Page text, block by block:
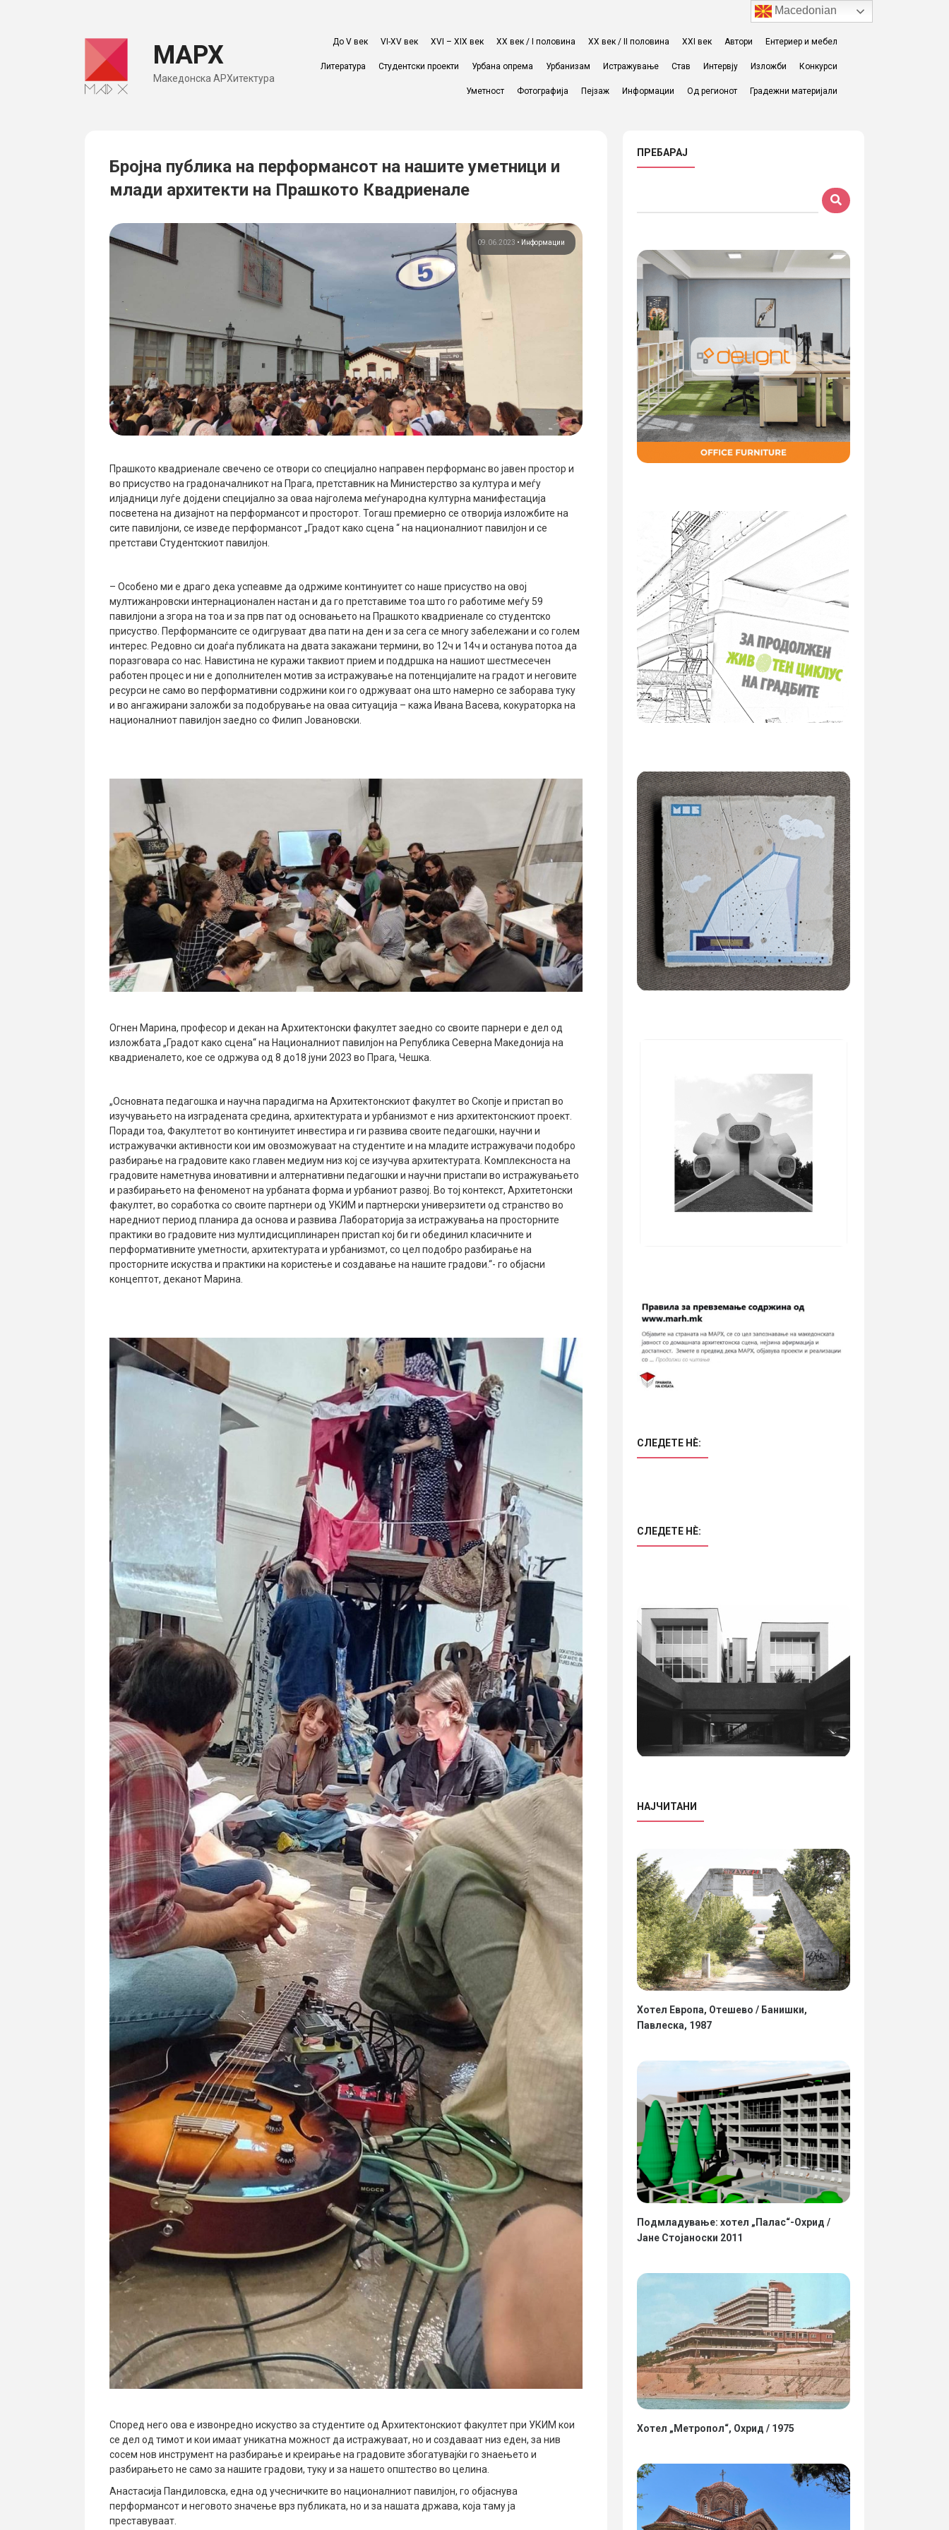
МАРХ
Македонска АРХитектура
До V век VI-XV век XVI – XIX век ХХ век / I половина ХХ век / II половина XXI век Автори Ентериер и мебел
Литература Студентски проекти Урбана опрема Урбанизам Истражување Став Интервју Изложби Конкурси
Уметност Фотографија Пејзаж Информации Од регионот Градежни материјали
Бројна публика на перформансот на нашите уметници и
млади архитекти на Прашкото Квадриенале
09.06.2023 • Информации
Прашкото квадриенале свечено се отвори со специјално направен перформанс во јавен простор и
во присуство на градоначалникот на Прага, претставник на Министерство за култура и меѓу
илјадници луѓе дојдени специјално за оваа најголема меѓународна културна манифестација
посветена на дизајнот на перформансот и просторот. Тогаш премиерно се отворија изложбите на
сите павилјони, се изведе перформансот „Градот како сцена “ на националниот павилјон и се
претстави Студентскиот павилјон.
– Особено ми е драго дека успеавме да одржиме континуитет со наше присуство на овој
мултижанровски интернационален настан и да го претставиме тоа што го работиме меѓу 59
павилјони а згора на тоа и за прв пат од основањето на Прашкото квадриенале со студентско
присуство. Перформансите се одигруваат два пати на ден и за сега се многу забележани и со голем
интерес. Редовно си доаѓа публиката на двата закажани термини, во 12ч и 14ч и останува потоа да
поразговара со нас. Навистина не куражи таквиот прием и поддршка на нашиот шестмесечен
работен процес и ни е дополнителен мотив за истражување на потенцијалите на градот и неговите
ресурси не само во перформативни содржини кои го одржуваат она што намерно се заборава туку
и во ангажирани заложби за подобрување на оваа ситуација – кажа Ивана Васева, кокураторка на
националниот павилјон заедно со Филип Јовановски.
Огнен Марина, професор и декан на Архитектонски факултет заедно со своите парнери е дел од
изложбата „Градот како сцена“ на Националниот павилјон на Република Северна Македонија на
квадриеналето, кое се одржува од 8 до18 јуни 2023 во Прага, Чешка.
„Основната педагошка и научна парадигма на Архитектонскиот факултет во Скопје и пристап во
изучувањето на изградената средина, архитектурата и урбанизмот е низ архитектонскиот проект.
Поради тоа, Факултетот во континуитет инвестира и ги развива своите педагошки, научни и
истражувачки активности кои им овозможуваат на студентите и на младите истражувачи подобро
разбирање на градовите како главен медиум низ кој се изучува архитектурата. Комплексноста на
градовите наметнува иновативни и алтернативни педагошки и научни пристапи во истражувањето
и разбирањето на феноменот на урбаната форма и урбаниот развој. Во тој контекст, Архитетонски
факултет, во соработка со своите партнери од УКИМ и партнерски универзитети од странство во
наредниот период планира да основа и развива Лабораторија за истражувања на просторните
практики во градовите низ мултидисциплинарен пристап кој би ги обединил класичните и
перформативните уметности, архитектурата и урбанизмот, со цел подобро разбирање на
просторните искуства и практики на користење и создавање на нашите градови.“- го објасни
концептот, деканот Марина.
Според него ова е извонредно искуство за студентите од Архитектонскиот факултет при УКИМ кои
се дел од тимот и кои имаат уникатна можност да истражуваат, но и создаваат низ еден, за нив
сосем нов инструмент на разбирање и креирање на градовите збогатувајќи го знаењето и
разбирањето не само за нашите градови, туку и за нашето општество во целина.
Анастасија Пандиловска, една од учесничките во националниот павилјон, го објаснува
перформансот и неговото значење врз публиката, но и за нашата држава, која таму ја
преставуваат.
ПРЕБАРАЈ
СЛЕДЕТЕ НÈ:
СЛЕДЕТЕ НÈ:
НАЈЧИТАНИ
Хотел Европа, Отешево / Банишки,
Павлеска, 1987
Подмладување: хотел „Палас“-Охрид /
Јане Стојаноски 2011
Хотел „Метропол“, Охрид / 1975
Macedonian